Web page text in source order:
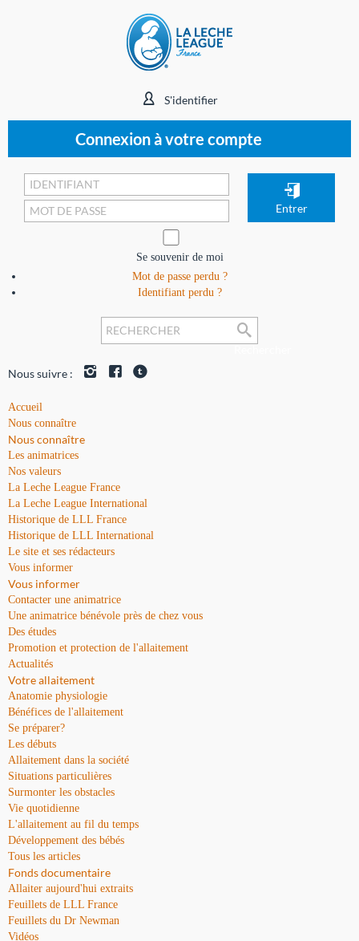
S'identifier
Connexion à votre compte
Se souvenir de moi
Mot de passe perdu ?
Identifiant perdu ?
Nous suivre :
Accueil
Nous connaître
Nous connaître
Les animatrices
Nos valeurs
La Leche League France
La Leche League International
Historique de LLL France
Historique de LLL International
Le site et ses rédacteurs
Vous informer
Vous informer
Contacter une animatrice
Une animatrice bénévole près de chez vous
Des études
Promotion et protection de l'allaitement
Actualités
Votre allaitement
Anatomie physiologie
Bénéfices de l'allaitement
Se préparer?
Les débuts
Allaitement dans la société
Situations particulières
Surmonter les obstacles
Vie quotidienne
L'allaitement au fil du temps
Développement des bébés
Tous les articles
Fonds documentaire
Allaiter aujourd'hui extraits
Feuillets de LLL France
Feuillets du Dr Newman
Vidéos